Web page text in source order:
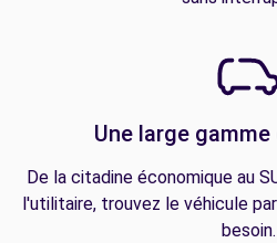
Une large
De la citadine économique au
l'utilitaire, trouvez le véhicule
besoin.